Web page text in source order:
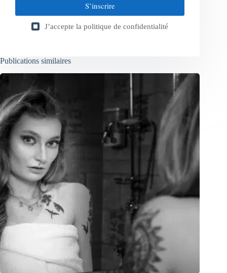
S’inscrire
J’accepte la politique de confidentialité
Publications similaires